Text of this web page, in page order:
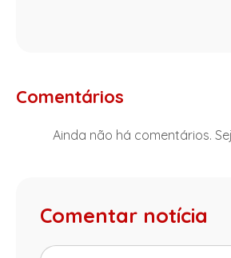
Comentários
Ainda não há comentários.
Comentar notícia